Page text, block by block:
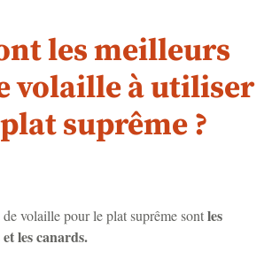
les meilleurs
volaille à utiliser
suprême ?
volaille pour le plat suprême sontles
les canards.